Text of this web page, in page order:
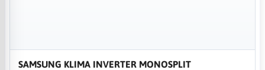
SAMSUNG KLIMA INVERTER MONOSPLIT